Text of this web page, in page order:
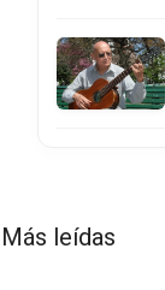
Más leídas